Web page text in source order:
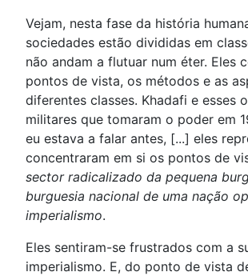
Vejam, nesta fase da história
sociedades estão divididas em
não andam a flutuar num éter. Eles
pontos de vista, os métodos e as
diferentes classes. Khadafi e esses
militares que tomaram o poder em
eu estava a falar antes, [...] eles
concentraram em si os pontos de
sector radicalizado da pequena
burguesia nacional de uma nação
imperialismo.
Eles sentiram-se frustrados com a
imperialismo. E, do ponto de vista